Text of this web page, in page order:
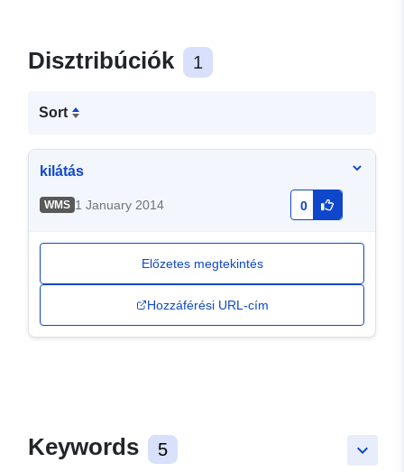
Disztribúciók 1
Sort
kilátás
WMS 1 January 2014 0
Előzetes megtekintés
Hozzáférési URL-cím
keyboard_arrow_down
Keywords 5